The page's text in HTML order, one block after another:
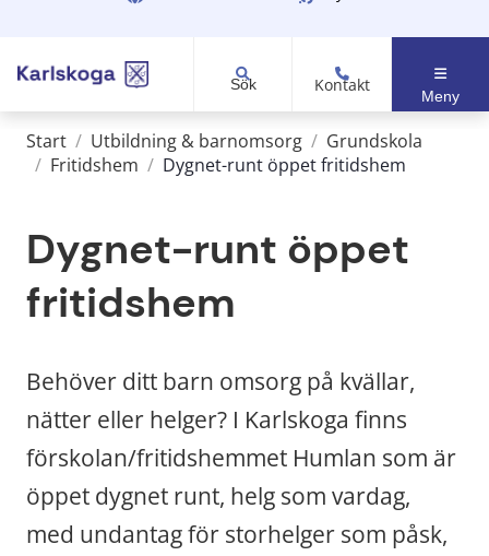
Sök Kontakt
Meny
Start / Utbildning & barnomsorg / Grundskola
/ Fritidshem / Dygnet-runt öppet fritidshem
Dygnet-runt öppet
fritidshem
Behöver ditt barn omsorg på kvällar,
nätter eller helger? I Karlskoga finns
förskolan/fritidshemmet Humlan som är
öppet dygnet runt, helg som vardag,
med undantag för storhelger som påsk,